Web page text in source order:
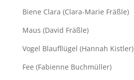
Biene Clara (Clara-Marie Fräßle)
Maus (David Fräßle)
Vogel Blaufllügel (Hannah Kistler)
Fee (Fabienne Buchmüller)